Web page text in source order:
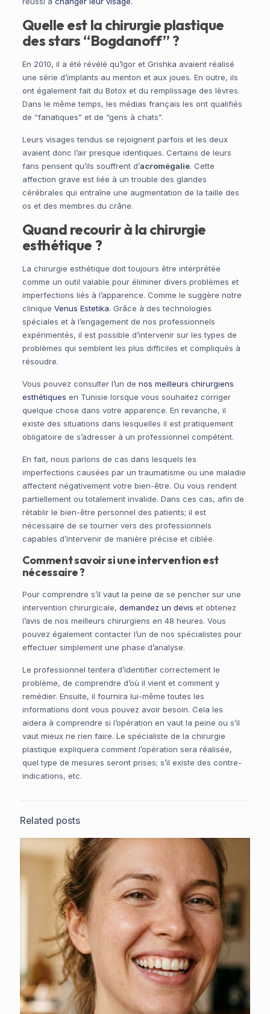
Quelle est la chirurgie plastique
des stars “Bogdanoff” ?
En 2010, il a été révélé qu’Igor et Grishka avaient réalisé
une série d’implants au menton et aux joues. En outre, ils
ont également fait du Botox et du remplissage des lèvres.
Dans le même temps, les médias français les ont qualifiés
de “fanatiques” et de “gens à chats”.
Leurs visages tendus se rejoignent parfois et les deux
avaient donc l’air presque identiques. Certains de leurs
fans pensent qu’ils souffrent d’acromégalie. Cette
affection grave est liée à un trouble des glandes
cérébrales qui entraîne une augmentation de la taille des
os et des membres du crâne.
Quand recourir à la chirurgie
esthétique ?
La chirurgie esthétique doit toujours être interprétée
comme un outil valable pour éliminer divers problèmes et
imperfections liés à l’apparence. Comme le suggère notre
clinique Venus Estetika. Grâce à des technologies
spéciales et à l’engagement de nos professionnels
expérimentés, il est possible d’intervenir sur les types de
problèmes qui semblent les plus difficiles et compliqués à
résoudre.
Vous pouvez consulter l’un de nos meilleurs chirurgiens
esthétiques en Tunisie lorsque vous souhaitez corriger
quelque chose dans votre apparence. En revanche, il
existe des situations dans lesquelles il est pratiquement
obligatoire de s’adresser à un professionnel compétent.
En fait, nous parlons de cas dans lesquels les
imperfections causées par un traumatisme ou une maladie
affectent négativement votre bien-être. Ou vous rendent
partiellement ou totalement invalide. Dans ces cas, afin de
rétablir le bien-être personnel des patients; il est
nécessaire de se tourner vers des professionnels
capables d’intervenir de manière précise et ciblée.
Comment savoir si une intervention est
nécessaire ?
Pour comprendre s’il vaut la peine de se pencher sur une
intervention chirurgicale, demandez un devis et obtenez
l’avis de nos meilleurs chirurgiens en 48 heures. Vous
pouvez également contacter l’un de nos spécialistes pour
effectuer simplement une phase d’analyse.
Le professionnel tentera d’identifier correctement le
problème, de comprendre d’où il vient et comment y
remédier. Ensuite, il fournira lui-même toutes les
informations dont vous pouvez avoir besoin. Cela les
aidera à comprendre si l’opération en vaut la peine ou s’il
vaut mieux ne rien faire. Le spécialiste de la chirurgie
plastique expliquera comment l’opération sera réalisée,
quel type de mesures seront prises; s’il existe des contre-
indications, etc.
Related posts